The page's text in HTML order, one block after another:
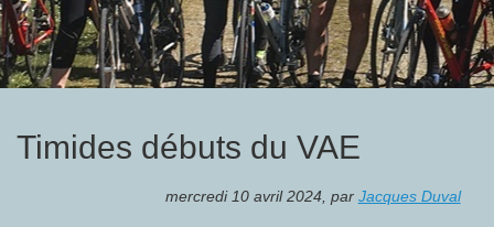
Timides débuts du VAE
mercredi 10 avril 2024, par Jacques Duval